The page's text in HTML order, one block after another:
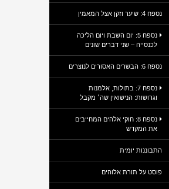
נספח 4: שיער וזקן אצל המאמין
נספח 5: יום השבת ויום הליכה
לכנסייה – שני דברים שונים
נספח 6: הבשרים האסורים לנוצרים
נספח 7: בתולות, אלמנות
וגרושות: הנישואין שה׳ מקבל
נספח 8: חוקי אלהים המחייבים
את המקדש
התבוננות יומית
פוסט על תורת אלוהים